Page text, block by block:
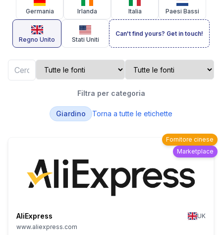
Germania Irlanda Italia Paesi Bassi
Regno Unito Stati Uniti
Can't find yours? Get in touch!
Filtra per categoria
Giardino Torna a tutte le etichette
Fornitore cinese
Marketplace
AliExpress
UK
www.aliexpress.com